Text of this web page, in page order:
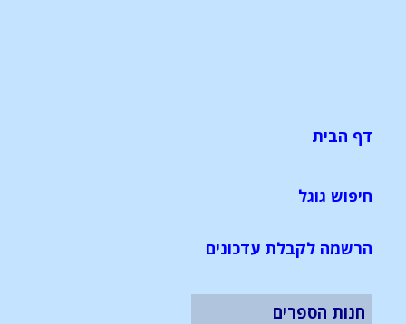
דף הבית
חיפוש גוגל
הרשמה לקבלת עדכונים
חנות הספרים